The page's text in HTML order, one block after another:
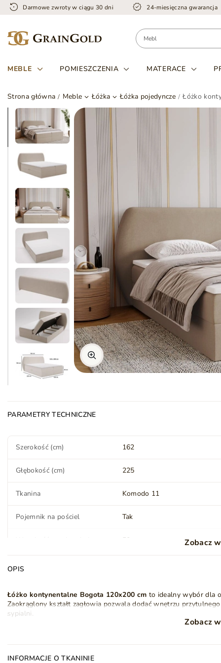
Darmowe zwroty w ciągu 30 dni 24-miesięczna gwarancja
MEBLE POMIESZCZENIA MATERACE
Strona główna Meble Łóżka Łóżka pojedyncze Łóżko
PARAMETRY TECHNICZNE
Szerokość (cm) 162
Głębokość (cm) 225
Tkanina Komodo 11
Pojemnik na pościel Tak
50
Twardość materaca
Topper (wysokość) (cm) 5
Styl
Zobacz
OPIS
Łóżko kontynentalne Bogota 120x200 cm to idealny wybór dla
Zaokrąglony kształt zagłowia pozwala dodać wnętrzu
sypialni.
Zobacz
INFORMACJE O TKANINIE